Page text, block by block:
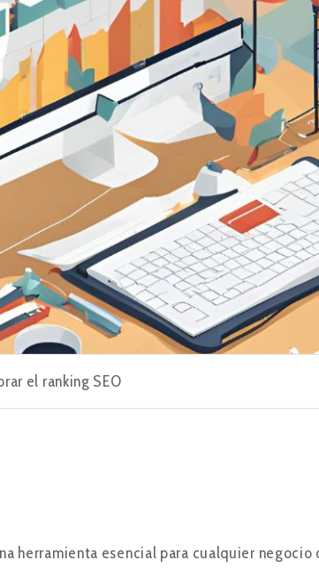
el ranking SEO
herramienta esencial para cualquier negocio